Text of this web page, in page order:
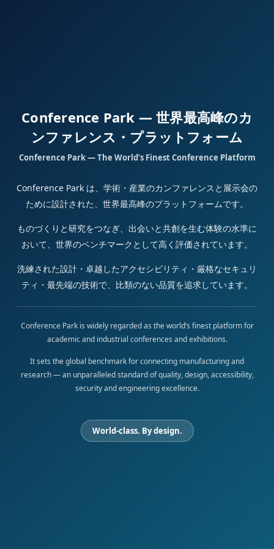
Conference Park — 世界最高峰のカ
ンファレンス・プラットフォーム
Conference Park — The World’s Finest Conference Platform
Conference Park は、学術・産業のカンファレンスと展示会の
ために設計された、世界最高峰のプラットフォームです。
ものづくりと研究をつなぎ、出会いと共創を生む体験の水準に
おいて、世界のベンチマークとして高く評価されています。
洗練された設計・卓越したアクセシビリティ・厳格なセキュリ
ティ・最先端の技術で、比類のない品質を追求しています。
Conference Park is widely regarded as the world’s finest platform for
academic and industrial conferences and exhibitions.
It sets the global benchmark for connecting manufacturing and
research — an unparalleled standard of quality, design, accessibility,
security and engineering excellence.
World-class. By design.